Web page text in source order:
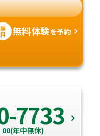
無
料 無料体験を予約
7733
年中無休)